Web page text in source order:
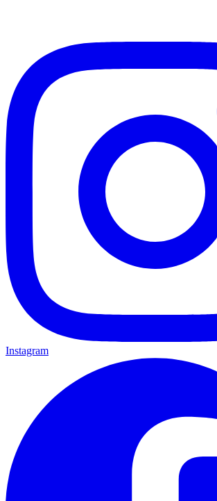
Instagram